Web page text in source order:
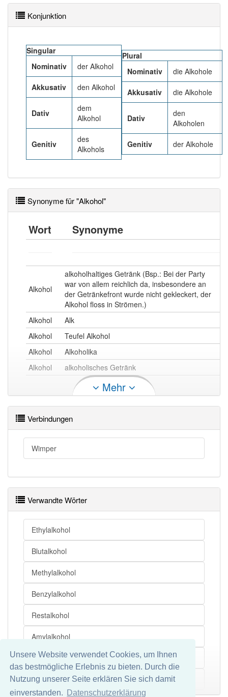
Unsere Website verwendet Cookies, um Ihnen
das bestmögliche Erlebnis zu bieten. Durch die
Nutzung unserer Seite erklären Sie sich damit
einverstanden.
Datenschutzerklärung
91% unserer Spielapp-Nutzer haben den Artikel
korrekt erraten.
Konjunktion
Singular
Nominativ
der Alkohol
Akkusativ den Alkohol
Dativ
dem
Alkohol
Genitiv
des
Alkohols
Plural
Nominativ
die Alkohole
Akkusativ die Alkohole
Dativ
den
Alkoholen
Genitiv der Alkohole
Synonyme für "Alkohol"
Wort Synonyme
Alkohol
alkoholhaltiges Getränk (Bsp.: Bei der Party
war von allem reichlich da, insbesondere an
der Getränkefront wurde nicht gekleckert, der
Alkohol floss in Strömen.)
Alkohol
Alk
Alkohol
Teufel Alkohol
Alkohol
Alkoholika
Alkohol
alkoholisches Getränk
Alkohol openthesaurus
Mehr
Verbindungen
Wimper
Verwandte Wörter
Ethylalkohol
Blutalkohol
Methylalkohol
Benzylalkohol
Restalkohol
Amylalkohol
Allylalkohol
Äthylalkohol Mehr